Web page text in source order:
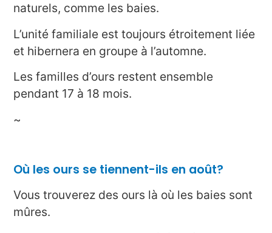
naturels, comme les baies.
L’unité familiale est toujours étroitement liée
et hibernera en groupe à l’automne.
Les familles d’ours restent ensemble
pendant 17 à 18 mois.
~
Où les ours se tiennent-ils en août?
Vous trouverez des ours là où les baies sont
mûres.